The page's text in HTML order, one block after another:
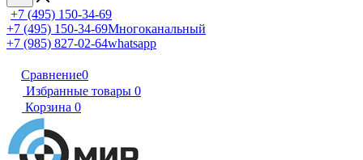
+7 (495) 150-34-69
+7 (495) 150-34-69Многоканальный
+7 (985) 827-02-64whatsapp
Сравнение0
Избранные товары 0
Корзина 0